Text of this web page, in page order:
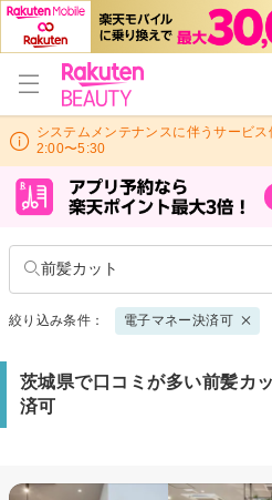
システムメンテナンスに伴うサービ
2:00〜5:30
前髪カット
絞り込み条件： 電子マネー決済可
茨城県で口コミが多い前髪カ
済可